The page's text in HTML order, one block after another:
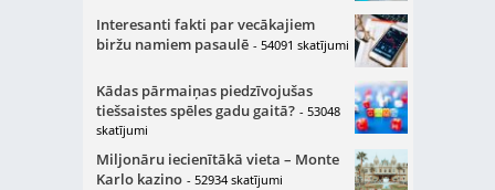
Interesanti fakti par vecākajiem
biržu namiem pasaulē - 54091 skatījumi
Kādas pārmaiņas piedzīvojušas
tiešsaistes spēles gadu gaitā? - 53048
skatījumi
Miljonāru iecienītākā vieta – Monte
Karlo kazino - 52934 skatījumi